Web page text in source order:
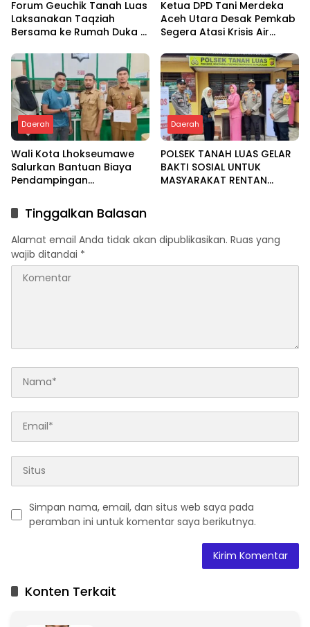
Forum Geuchik Tanah Luas
Laksanakan Taqziah
Bersama ke Rumah Duka di
Ketua DPD Tani Merdeka
Aceh Utara Desak Pemkab
Segera Atasi Krisis Air
Daerah
Wali Kota Lhokseumawe
Salurkan Bantuan Biaya
Pendampingan
Mal
Daerah
POLSEK TANAH LUAS GELAR
BAKTI SOSIAL UNTUK
MASYARAKAT RENTAN
Tinggalkan Balasan
Alamat email Anda tidak akan dipublikasikan. Ruas yang
wajib ditandai *
Simpan nama, email, dan situs web saya pada
peramban ini untuk komentar saya berikutnya.
e Konten Terkait